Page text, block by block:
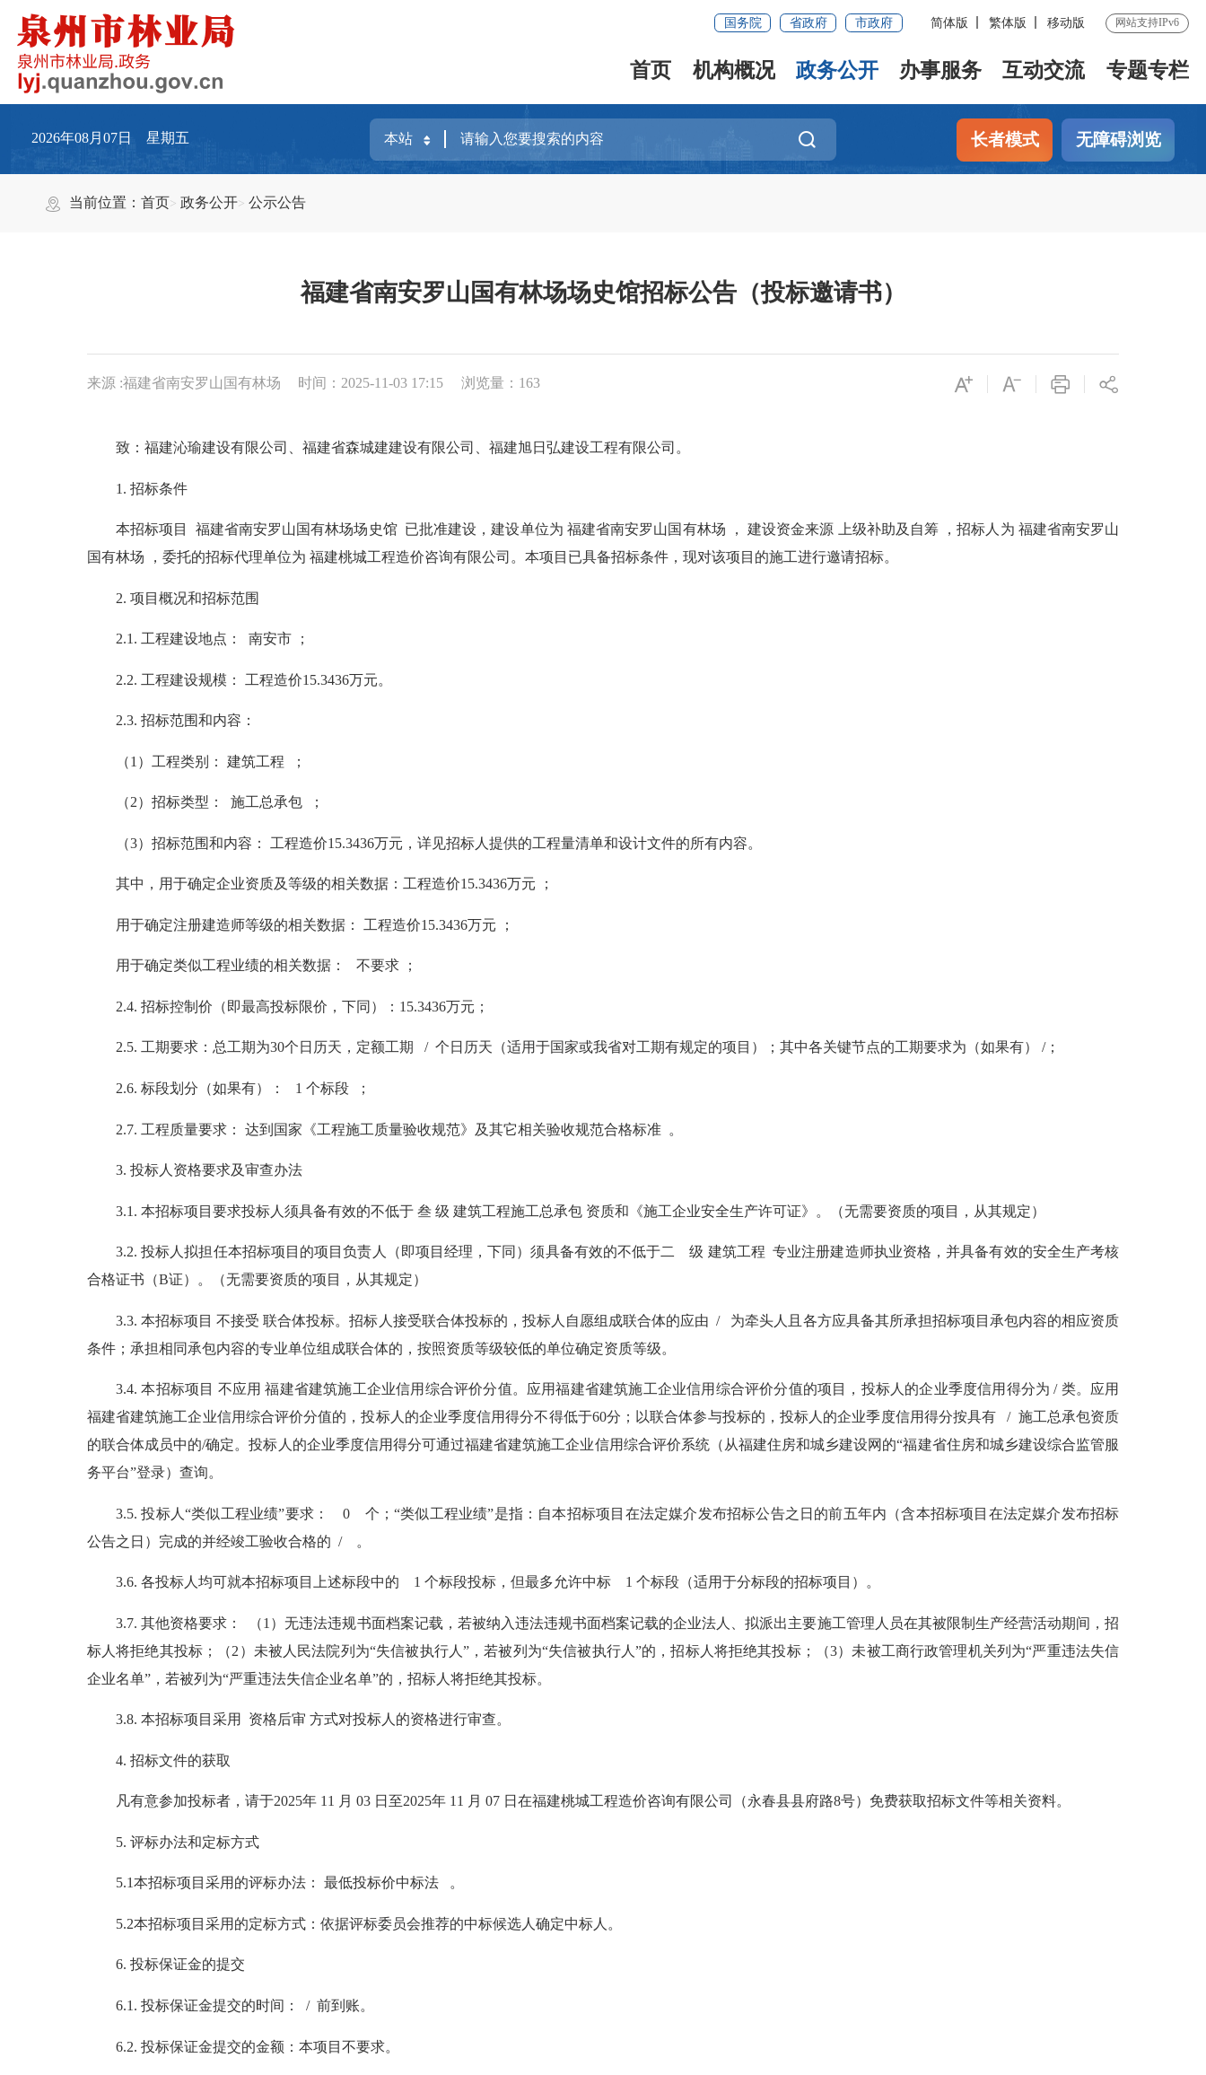
国务院 省政府 市政府 简体版 繁体版 移动版 网站支持IPv6
首页 机构概况 政务公开 办事服务 互动交流 专题专栏
2026年08月07日 星期五 长者模式 无障碍浏览
当前位置：首页 政务公开 公示公告
福建省南安罗山国有林场场史馆招标公告（投标邀请书）
来源 :福建省南安罗山国有林场 时间：2025-11-03 17:15 浏览量： 163
致：福建沁瑜建设有限公司、福建省森城建建设有限公司、福建旭日弘建设工程有限公司。
1. 招标条件
本招标项目 福建省南安罗山国有林场场 史馆 已批准建设，建设单位为 福建省南安罗山国有林场 ， 建设资金来源 上级补助及自筹 ，招标人为 福建省南安罗山
国有林场 ，委托的招标代理单位为 福建桃城工程造价咨询有限公司。本项目已具备招标条件，现对该项目的施工进行邀请招标。
2. 项目概况和招标范围
2.1. 工程建设地点： 南安市 ；
2.2. 工程建设规模： 工程造价15.3436万元。
2.3. 招标范围和内容：
（1）工程类别： 建筑工程 ；
（2）招标类型： 施工总承包 ；
（3）招标范围和内容： 工程造价15.3436万元，详见招标人提供的工程量清单和设计文件的所有内容。
其中，用于确定企业资质及等级的相关数据：工程造价15.3436万元 ；
用于确定注册建造师等级的相关数据： 工程造价15.3436万元 ；
用于确定类似工程业绩的相关数据： 不要求 ；
2.4. 招标控制价（即最高投标限价，下同）：15.3436万元；
2.5. 工期要求：总工期为30个日历天，定额工期 / 个日历天（适用于国家或我省对工期有规定的项目）；其中各关键节点的工期要求为（如果有） /；
2.6. 标段划分（如果有）： 1 个标段 ；
2.7. 工程质量要求： 达到国家《工程施工质量验收规范》及其它相关验收规范合格标准 。
3. 投标人资格要求及审查办法
3.1. 本招标项目要求投标人须具备有效的不低于 叁 级 建筑工程施工总承包 资质和《施工企业安全生产许可证》。（无需要资质的项目，从其规定）
3.2. 投标人拟担任本招标项目的项目负责人（即项目经理，下同）须具备有效的不低于二 级 建筑工程 专业注册建造师执业资格，并具备有效的安全生产考核
合格证书（B证）。（无需要资质的项目，从其规定）
3.3. 本招标项目 不接受 联合体投标。招标人接受联合体投标的，投标人自愿组成联合体的应由 / 为牵头人 且 各方应具备其所承担招标项目承包内容的相应资质
条件；承担相同承包内容的专业单位组成联合体的，按照资质等级较低的单位确定资质等级。
3.4. 本招标项目 不应用 福建省建筑施工企业信用综合评价分值。应用福建省建筑施工企业信用综合评价分值的项目，投标人的企业季度信用得分为 / 类。应用
福建省建筑施工企业信用综合评价分值的，投标人的企业季度信用得分不得低于60分；以联合体参与投标的，投标人的企业季度信用得分按具有 / 施工总承包资质
的联合体成员中的/确定。投标人的企业季度信用得分可通过福建省建筑施工企业信用综合评价系统（从福建住房和城乡建设网的“福建省住房和城乡建设综合监管服
务平台”登录）查询。
3.5. 投标人“类似工程业绩”要求： 0 个；“类似工程业绩”是指：自本招标项目在法定媒介发布招标公告之日的前五年内（含本招标项目在法定媒介发布招标
公告之日）完成的并经竣工验收合格的 / 。
3.6. 各投标人均可就本招标项目上述标段中的 1 个标段投标，但最多允许中标 1 个标段（适用于分标段的招标项目）。
3.7. 其他资格要求： （1）无违法违规书面档案记载，若被纳入违法违规书面档案记载的企业法人、拟派出主要施工管理人员在其被限制生产经营活动期间，招
标人将拒绝其投标；（2）未被人民法院列为“失信被执行人”，若被列为“失信被执行人”的，招标人将拒绝其投标；（3）未被工商行政管理机关列为“严重违法失信
企业名单”，若被列为“严重违法失信企业名单”的，招标人将拒绝其投标。
3.8. 本招标项目采用 资格后审 方式对投标人的资格进行审查。
4. 招标文件的获取
凡有意参加投标者，请于2025年 11 月 03 日至2025年 11 月 07 日在福建桃城工程造价咨询有限公司（永春县县府路8号）免费获取招标文件等相关资料。
5. 评标办法和定标方式
5.1本招标项目采用的评标办法： 最低投标价中标法 。
5.2本招标项目采用的定标方式：依据评标委员会推荐的中标候选人确定中标人。
6. 投标保证金的提交
6.1. 投标保证金提交的时间： / 前到账。
6.2. 投标保证金提交的金额：本项目不要求。